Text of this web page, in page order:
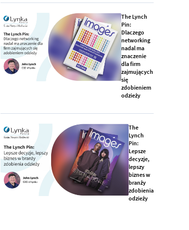
The Lynch
Pin:
Dlaczego
networking
nadal ma
znaczenie
dla firm
zajmujących
się
zdobieniem
odzieży
The
Lynch
Pin:
Lepsze
decyzje,
lepszy
biznes w
branży
zdobienia
odzieży